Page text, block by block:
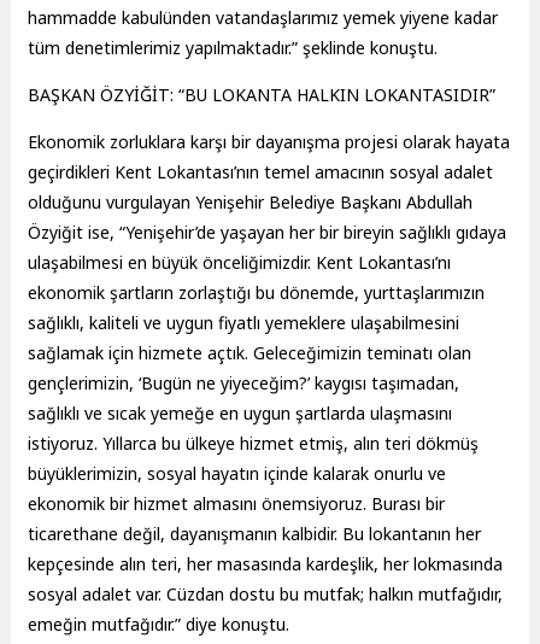
hammadde kabulünden vatandaşlarımız yemek yiyene kadar
tüm denetimlerimiz yapılmaktadır.” şeklinde konuştu.
BAŞKAN ÖZYİĞİT: “BU LOKANTA HALKIN LOKANTASIDIR”
Ekonomik zorluklara karşı bir dayanışma projesi olarak hayata
geçirdikleri Kent Lokantası’nın temel amacının sosyal adalet
olduğunu vurgulayan Yenişehir Belediye Başkanı Abdullah
Özyiğit ise, “Yenişehir’de yaşayan her bir bireyin sağlıklı gıdaya
ulaşabilmesi en büyük önceliğimizdir. Kent Lokantası’nı
ekonomik şartların zorlaştığı bu dönemde, yurttaşlarımızın
sağlıklı, kaliteli ve uygun fiyatlı yemeklere ulaşabilmesini
sağlamak için hizmete açtık. Geleceğimizin teminatı olan
gençlerimizin, ‘Bugün ne yiyeceğim?’ kaygısı taşımadan,
sağlıklı ve sıcak yemeğe en uygun şartlarda ulaşmasını
istiyoruz. Yıllarca bu ülkeye hizmet etmiş, alın teri dökmüş
büyüklerimizin, sosyal hayatın içinde kalarak onurlu ve
ekonomik bir hizmet almasını önemsiyoruz. Burası bir
ticarethane değil, dayanışmanın kalbidir. Bu lokantanın her
kepçesinde alın teri, her masasında kardeşlik, her lokmasında
sosyal adalet var. Cüzdan dostu bu mutfak; halkın mutfağıdır,
emeğin mutfağıdır.” diye konuştu.